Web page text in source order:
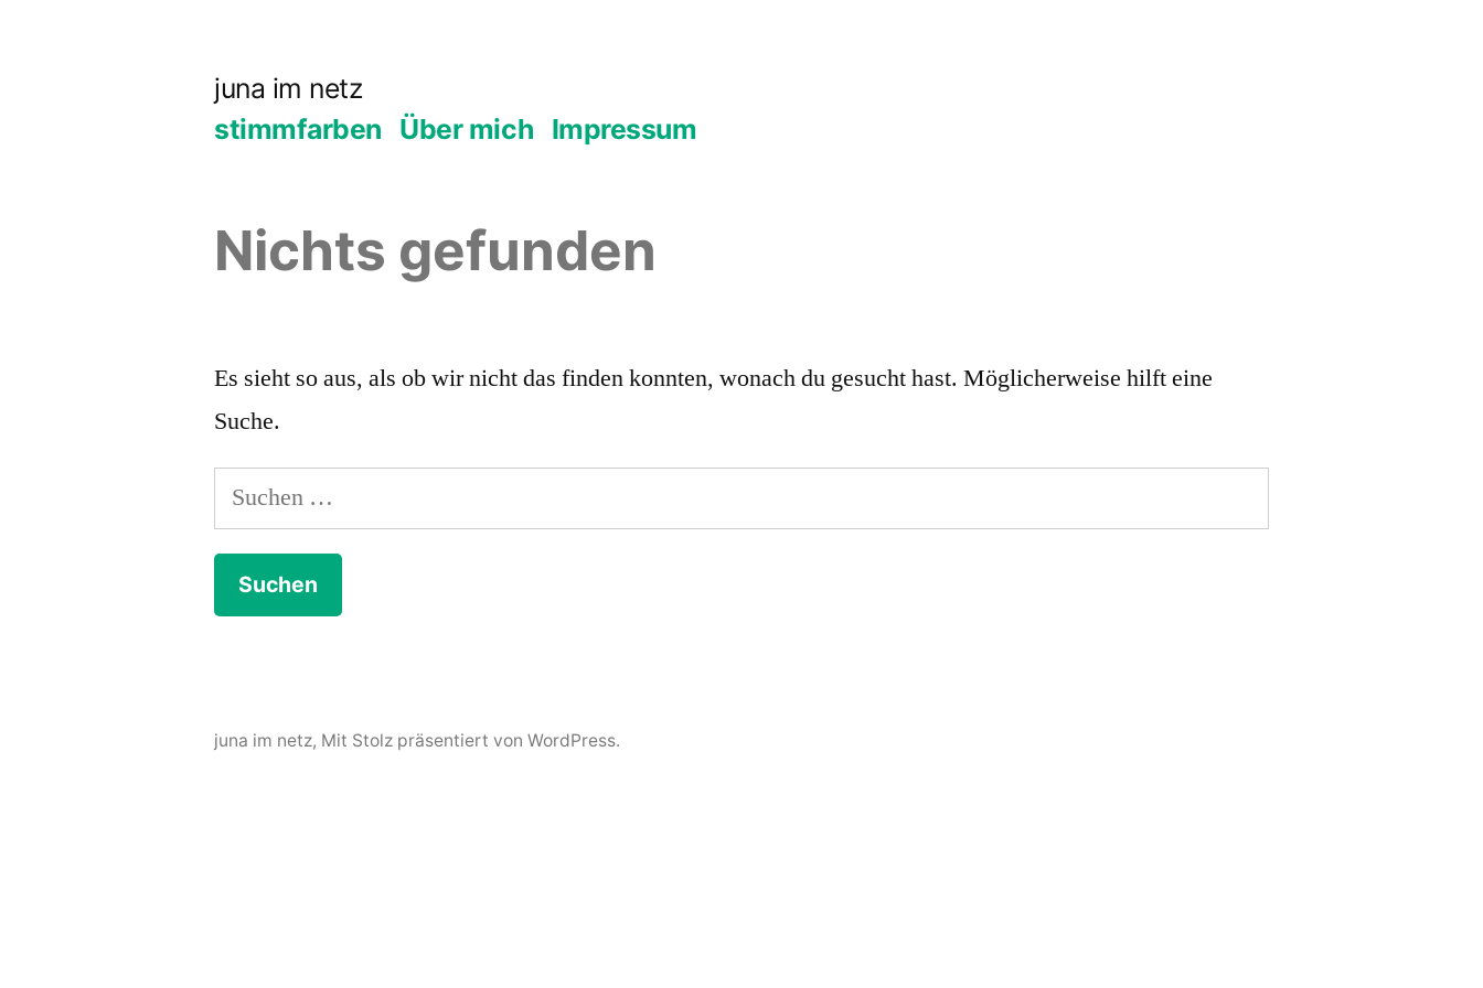
juna im netz
stimmfarben Über mich Impressum
Nichts gefunden
Es sieht so aus, als ob wir nicht das finden konnten, wonach du gesucht hast. Möglicherweise hilft eine
Suche.
Suchen
nach:
juna im netz, Mit Stolz präsentiert von WordPress.